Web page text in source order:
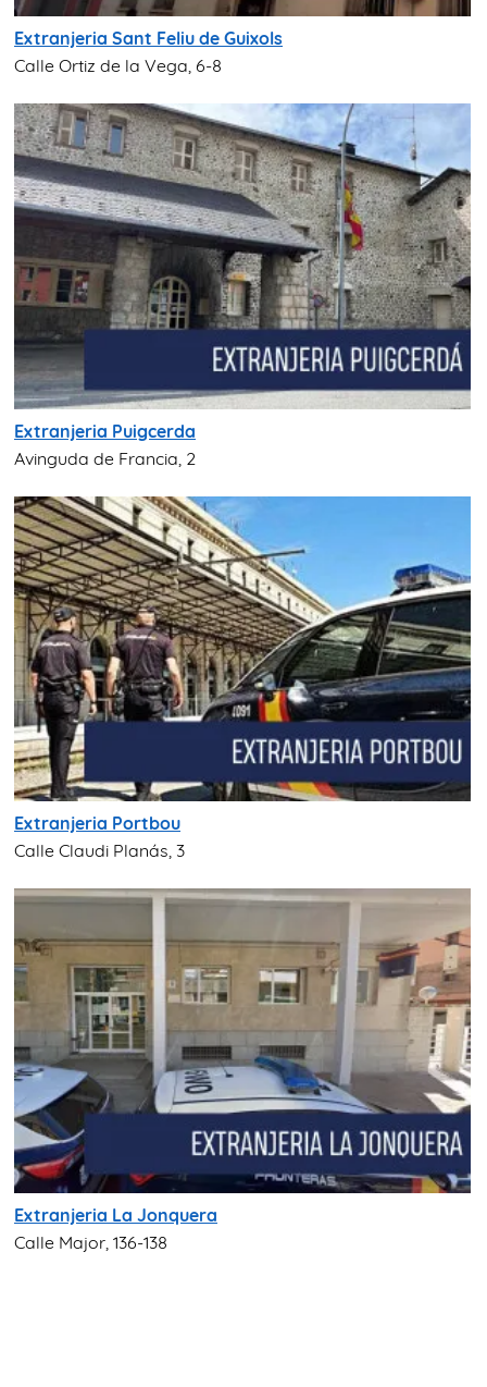
Extranjeria Sant Feliu de Guixols
Calle Ortiz de la Vega, 6-8
Extranjeria Puigcerda
Avinguda de Francia, 2
Extranjeria Portbou
Calle Claudi Planás, 3
Extranjeria La Jonquera
Calle Major, 136-138